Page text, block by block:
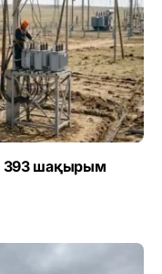
393 шақырым